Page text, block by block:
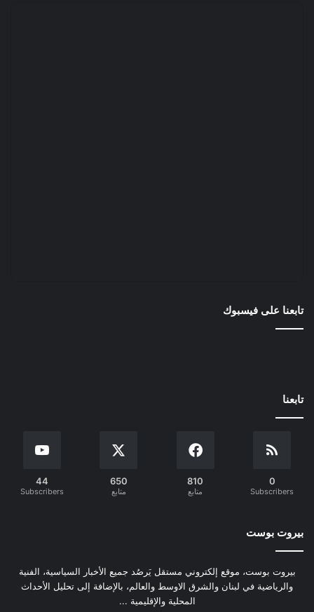
تابعنا على فيسبوك
تابعنا
0
Subscribers
810
متابع
650
متابع
44
Subscribers
بيروت بوست
بيروت بوست، موقع إلكتروني مستقل يَرصُد جميع الأخبار السياسية، الفنية
والرياضية في لبنان والشرق الاوسط والعالم، بالإضافة إلى تحليل الأحداث
المحلية والإقليمية ...